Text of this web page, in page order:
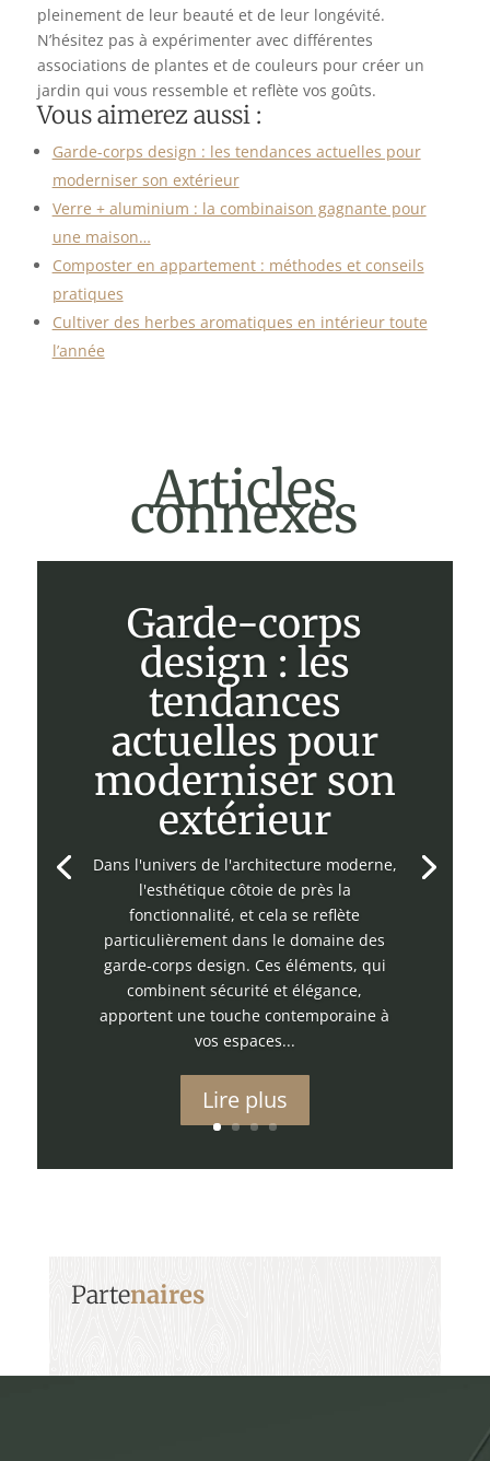
pleinement de leur beauté et de leur longévité.
N’hésitez pas à expérimenter avec différentes
associations de plantes et de couleurs pour créer un
jardin qui vous ressemble et reflète vos goûts.
Vous aimerez aussi :
Garde-corps design : les tendances actuelles pour
moderniser son extérieur
Verre + aluminium : la combinaison gagnante pour
une maison…
Composter en appartement : méthodes et conseils
pratiques
Cultiver des herbes aromatiques en intérieur toute
l’année
Articles
connexes
Garde-corps
design : les
tendances
actuelles pour
moderniser son
extérieur
Dans l'univers de l'architecture moderne,
l'esthétique côtoie de près la
fonctionnalité, et cela se reflète
particulièrement dans le domaine des
garde-corps design. Ces éléments, qui
combinent sécurité et élégance,
apportent une touche contemporaine à
vos espaces...
Lire plus
Partenaires